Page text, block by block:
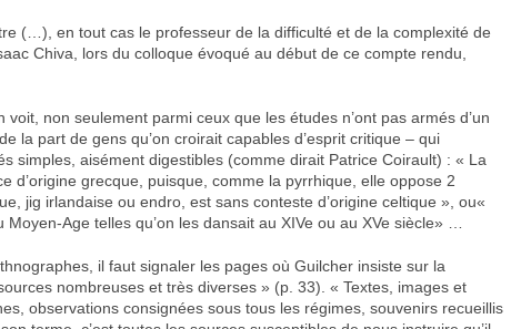
(…), en tout cas le professeur de la difficulté et de la complexité de
Chiva, lors du colloque évoqué au début de ce compte rendu,
voit, non seulement parmi ceux que les études n’ont pas armés d’un
la part de gens qu’on croirait capables d’esprit critique – qui
simples, aisément digestibles (comme dirait Patrice Coirault) : « La
d’origine grecque, puisque, comme la pyrrhique, elle oppose 2
jig irlandaise ou endro, est sans conteste d’origine celtique », ou«
Age telles qu’on les dansait au XIVe ou au XVe siècle» …
il faut signaler les pages où Guilcher insiste sur la
nombreuses et très diverses » (p. 33). « Textes, images et
observations consignées sous tous les régimes, souvenirs recueillis